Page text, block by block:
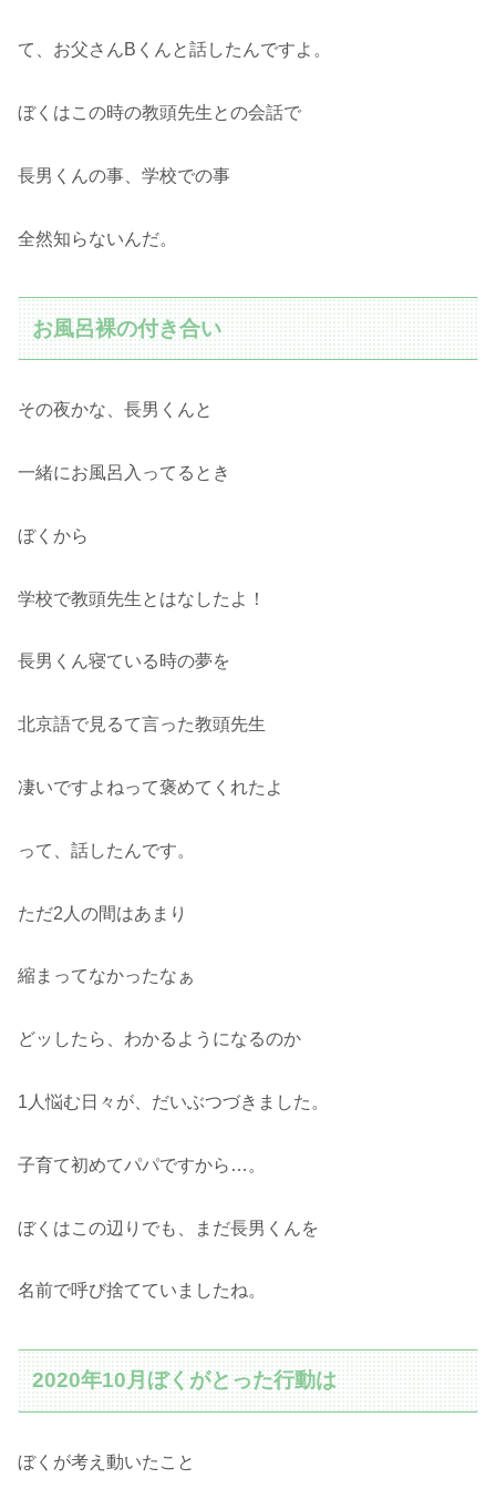
て、お父さんBくんと話したんですよ。
ぼくはこの時の教頭先生との会話で
長男くんの事、学校での事
全然知らないんだ。
お風呂裸の付き合い
その夜かな、長男くんと
一緒にお風呂入ってるとき
ぼくから
学校で教頭先生とはなしたよ！
長男くん寝ている時の夢を
北京語で見るて言った教頭先生
凄いですよねって褒めてくれたよ
って、話したんです。
ただ2人の間はあまり
縮まってなかったなぁ
どッしたら、わかるようになるのか
1人悩む日々が、だいぶつづきました。
子育て初めてパパですから…。
ぼくはこの辺りでも、まだ長男くんを
名前で呼び捨てていましたね。
2020年10月ぼくがとった行動は
ぼくが考え動いたこと